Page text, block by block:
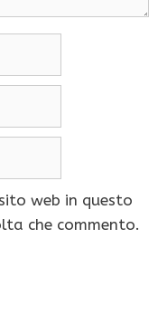
web in questo
che commento.